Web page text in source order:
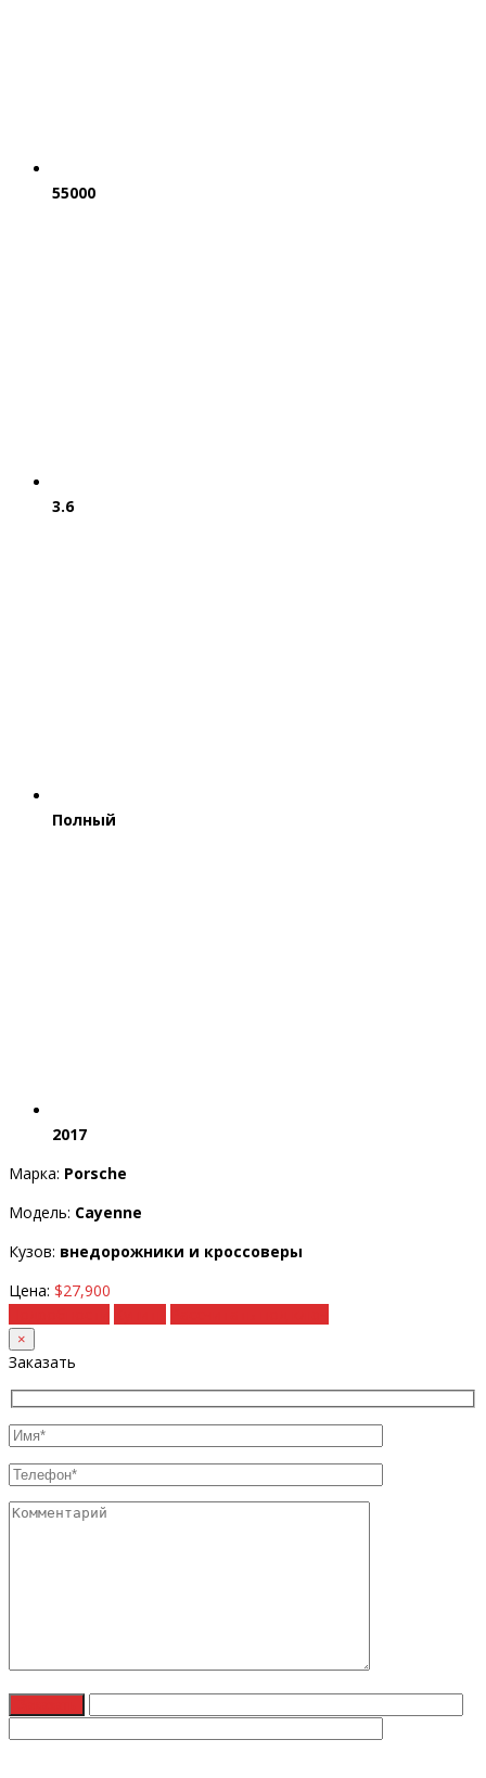
55000
3.6
Полный
2017
Марка: Porsche
Модель: Cayenne
Кузов: внедорожники и кроссоверы
Цена: $27,900
×
Заказать